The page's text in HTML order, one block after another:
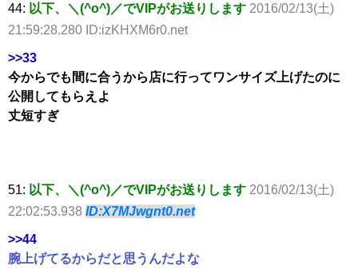
44: 以下、＼(^o^)／でVIPがお送りします 2016/02/13(土)
21:59:28.280 ID:izKHXM6r0.net
>>33
今からでも間に合うから店に行ってワンサイズ上げたのに
公開してもらえよ
丈短すぎ
51: 以下、＼(^o^)／でVIPがお送りします 2016/02/13(土)
22:02:53.938 ID:X7MJwgnt0.net
>>44
腕上げてるからだと思うんだよな